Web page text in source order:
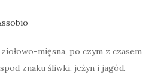
mięsna, po czym z czasem
znaku śliwki, jeżyn i jagód.